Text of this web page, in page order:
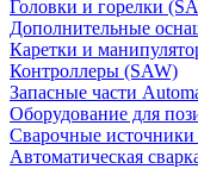
Головки и горелки
Дополнительные
Каретки и
Контроллеры (SAW)
Запасные части
Оборудование для
Сварочные
Автоматическая